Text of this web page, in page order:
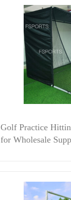
Golf Practice
for Wholesale